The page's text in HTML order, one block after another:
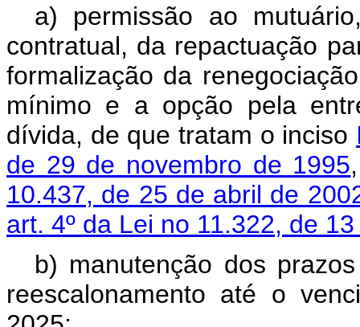
a) permissão ao
contratual, da repactuação
formalização da
mínimo e a opção pela
dívida, de que tratam o inciso
de 29 de novembro de 1995
10.437, de 25 de abril de
art. 4º da Lei no 11.322, de
b) manutenção dos
reescalonamento até o